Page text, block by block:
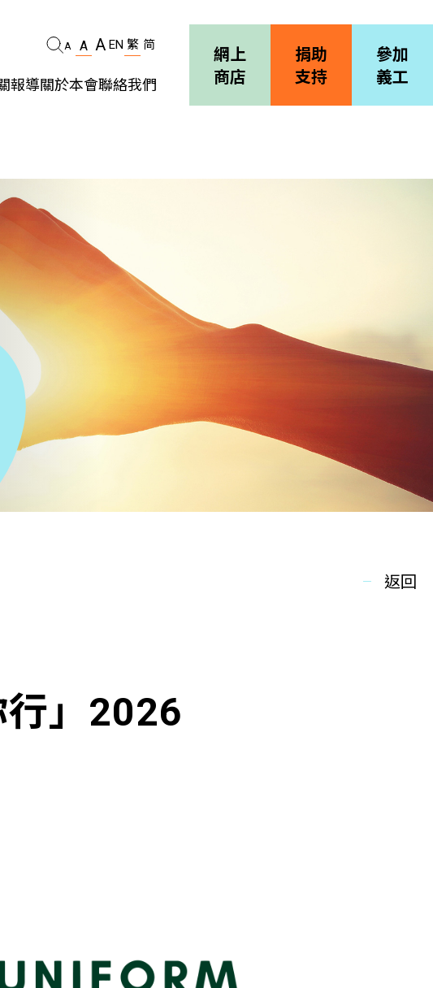
A A A EN 繁 简
報導關於本會
招標通告
聯絡我們
網上
商店
捐助
支持
參加
義工
返回
行」2026